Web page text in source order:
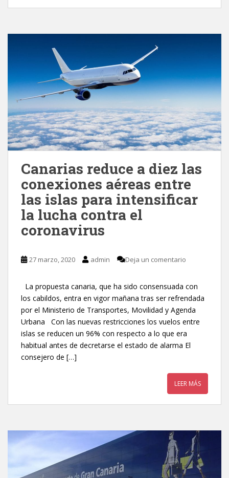
Canarias reduce a diez las
conexiones aéreas entre
las islas para intensificar
la lucha contra el
coronavirus
27 marzo, 2020 admin Deja un comentario
La propuesta canaria, que ha sido consensuada con
los cabildos, entra en vigor mañana tras ser refrendada
por el Ministerio de Transportes, Movilidad y Agenda
Urbana Con las nuevas restricciones los vuelos entre
islas se reducen un 96% con respecto a lo que era
habitual antes de decretarse el estado de alarma El
consejero de […]
LEER MÁS